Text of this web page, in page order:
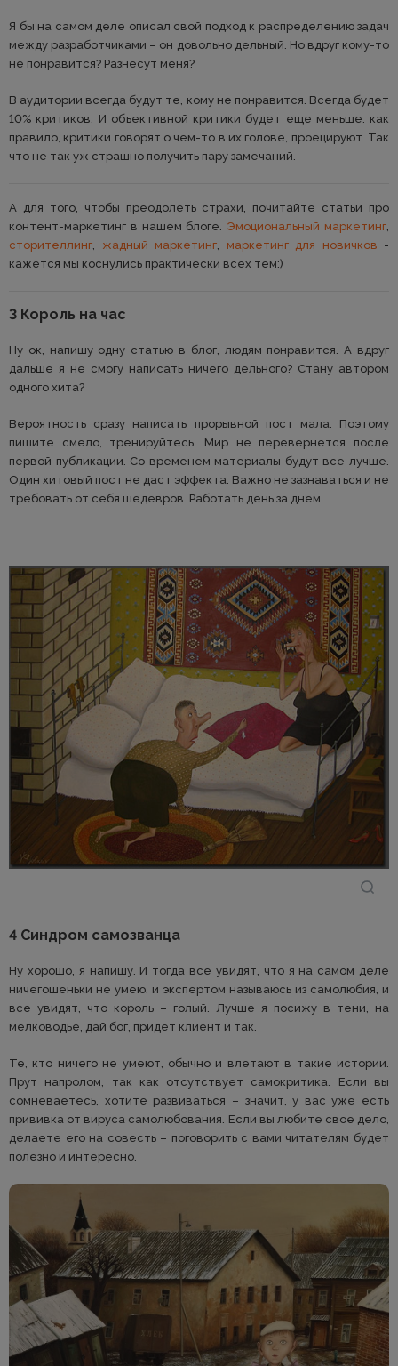
Я бы на самом деле описал свой подход к распределению задач
между разработчиками – он довольно дельный. Но вдруг кому-то
не понравится? Разнесут меня?
В аудитории всегда будут те, кому не понравится. Всегда будет
10% критиков. И объективной критики будет еще меньше: как
правило, критики говорят о чем-то в их голове, проецируют. Так
что не так уж страшно получить пару замечаний.
А для того, чтобы преодолеть страхи, почитайте статьи про
контент-маркетинг в нашем блоге. Эмоциональный маркетинг,
сторителлинг, жадный маркетинг, маркетинг для новичков -
кажется мы коснулись практически всех тем:)
3 Король на час
Ну ок, напишу одну статью в блог, людям понравится. А вдруг
дальше я не смогу написать ничего дельного? Стану автором
одного хита?
Вероятность сразу написать прорывной пост мала. Поэтому
пишите смело, тренируйтесь. Мир не перевернется после
первой публикации. Со временем материалы будут все лучше.
Один хитовый пост не даст эффекта. Важно не зазнаваться и не
требовать от себя шедевров. Работать день за днем.
4 Синдром самозванца
Ну хорошо, я напишу. И тогда все увидят, что я на самом деле
ничегошеньки не умею, и экспертом называюсь из самолюбия, и
все увидят, что король – голый. Лучше я посижу в тени, на
мелководье, дай бог, придет клиент и так.
Те, кто ничего не умеют, обычно и влетают в такие истории.
Прут напролом, так как отсутствует самокритика. Если вы
сомневаетесь, хотите развиваться – значит, у вас уже есть
прививка от вируса самолюбования. Если вы любите свое дело,
делаете его на совесть – поговорить с вами читателям будет
полезно и интересно.